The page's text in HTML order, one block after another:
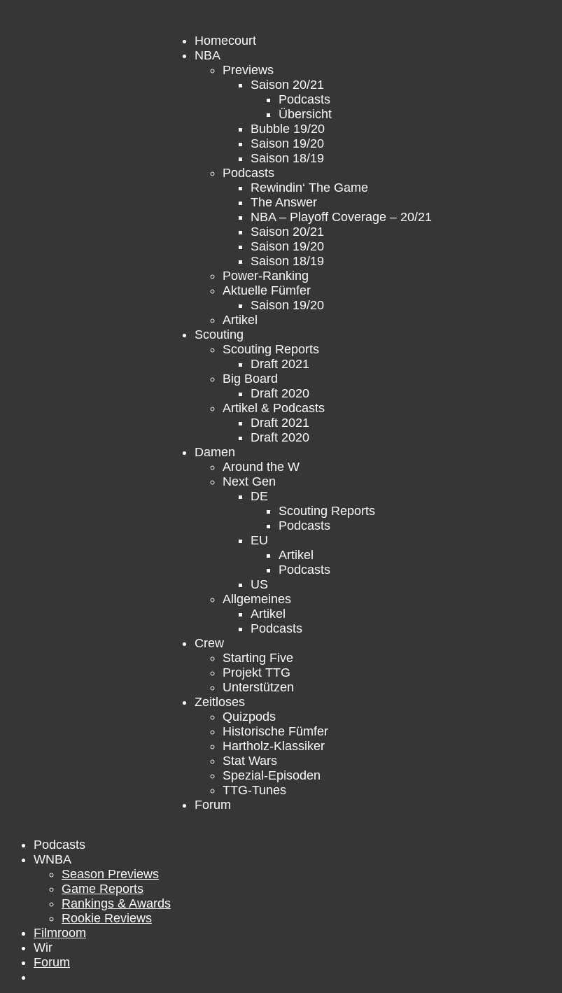
Homecourt
NBA
Previews
Saison 20/21
Podcasts
Übersicht
Bubble 19/20
Saison 19/20
Saison 18/19
Podcasts
Rewindin‘ The Game
The Answer
NBA – Playoff Coverage – 20/21
Saison 20/21
Saison 19/20
Saison 18/19
Power-Ranking
Aktuelle Fümfer
Saison 19/20
Artikel
Scouting
Scouting Reports
Draft 2021
Big Board
Draft 2020
Artikel & Podcasts
Draft 2021
Draft 2020
Damen
Around the W
Next Gen
DE
Scouting Reports
Podcasts
EU
Artikel
Podcasts
US
Allgemeines
Artikel
Podcasts
Crew
Starting Five
Projekt TTG
Unterstützen
Zeitloses
Quizpods
Historische Fümfer
Hartholz-Klassiker
Stat Wars
Spezial-Episoden
TTG-Tunes
Forum
Podcasts
WNBA
Season Previews
Game Reports
Rankings & Awards
Rookie Reviews
Filmroom
Wir
Forum